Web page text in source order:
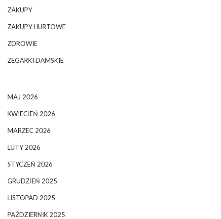
ZAKUPY
ZAKUPY HURTOWE
ZDROWIE
ZEGARKI DAMSKIE
MAJ 2026
KWIECIEŃ 2026
MARZEC 2026
LUTY 2026
STYCZEŃ 2026
GRUDZIEŃ 2025
LISTOPAD 2025
PAŹDZIERNIK 2025